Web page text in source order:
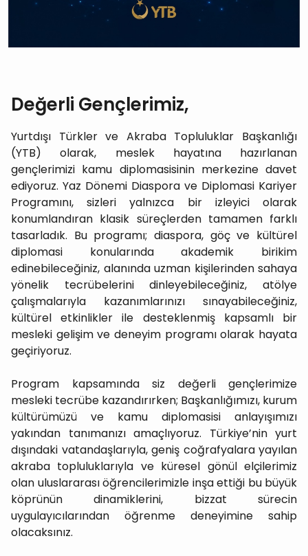
Değerli Gençlerimiz,
Yurtdışı Türkler ve Akraba Topluluklar Başkanlığı
(YTB) olarak, meslek hayatına hazırlanan
gençlerimizi kamu diplomasisinin merkezine davet
ediyoruz. Yaz Dönemi Diaspora ve Diplomasi Kariyer
Programını, sizleri yalnızca bir izleyici olarak
konumlandıran klasik süreçlerden tamamen farklı
tasarladık. Bu programı; diaspora, göç ve kültürel
diplomasi konularında akademik birikim
edinebileceğiniz, alanında uzman kişilerinden sahaya
yönelik tecrübelerini dinleyebileceğiniz, atölye
çalışmalarıyla kazanımlarınızı sınayabileceğiniz,
kültürel etkinlikler ile desteklenmiş kapsamlı bir
mesleki gelişim ve deneyim programı olarak hayata
geçiriyoruz.
Program kapsamında siz değerli gençlerimize
mesleki tecrübe kazandırırken; Başkanlığımızı, kurum
kültürümüzü ve kamu diplomasisi anlayışımızı
yakından tanımanızı amaçlıyoruz. Türkiye’nin yurt
dışındaki vatandaşlarıyla, geniş coğrafyalara yayılan
akraba topluluklarıyla ve küresel gönül elçilerimiz
olan uluslararası öğrencilerimizle inşa ettiği bu büyük
köprünün dinamiklerini, bizzat sürecin
uygulayıcılarından öğrenme deneyimine sahip
olacaksınız.